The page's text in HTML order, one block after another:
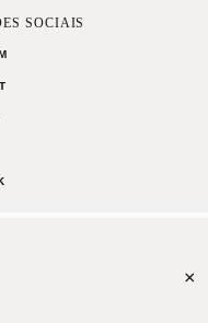
SOCIAIS
×